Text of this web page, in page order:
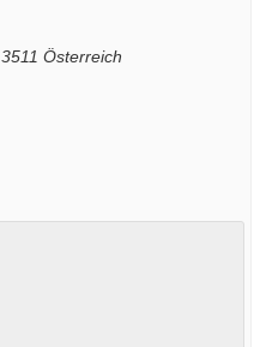
3511 Österreich